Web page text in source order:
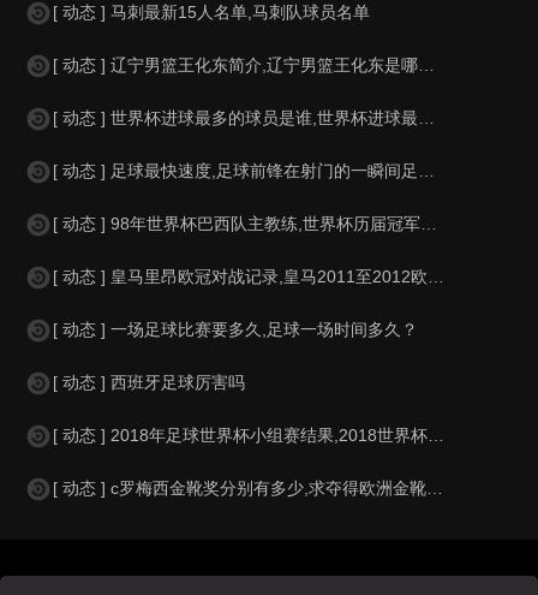
[ 动态 ] 马刺最新15人名单,马刺队球员名单
[ 动态 ] 辽宁男篮王化东简介,辽宁男篮王化东是哪里人？
[ 动态 ] 世界杯进球最多的球员是谁,世界杯进球最多的球员是谁？
[ 动态 ] 足球最快速度,足球前锋在射门的一瞬间足球的速度有多快？？
[ 动态 ] 98年世界杯巴西队主教练,世界杯历届冠军球队教练
[ 动态 ] 皇马里昂欧冠对战记录,皇马2011至2012欧冠赛程&nbs
[ 动态 ] 一场足球比赛要多久,足球一场时间多久？
[ 动态 ] 西班牙足球厉害吗
[ 动态 ] 2018年足球世界杯小组赛结果,2018世界杯中国进入a组
[ 动态 ] c罗梅西金靴奖分别有多少,求夺得欧洲金靴奖与各大联赛金靴奖最